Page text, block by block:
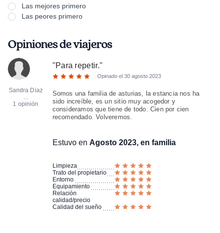
Las mejores primero
Las peores primero
Opiniones de viajeros
Sandra Diaz
...
1 opinión
"Para repetir."
Opinado el 30 agosto 2023
Somos una familia de asturias, la estancia nos ha
sido increíble, es un sitio muy acogedor y
consideramos que tiene de todo. Cien por cien
recomendado. Volveremos.
Estuvo en Agosto 2023, en familia
Limpieza
Trato del propietario
Entorno
Equipamiento
Relación
calidad/precio
Calidad del sueño